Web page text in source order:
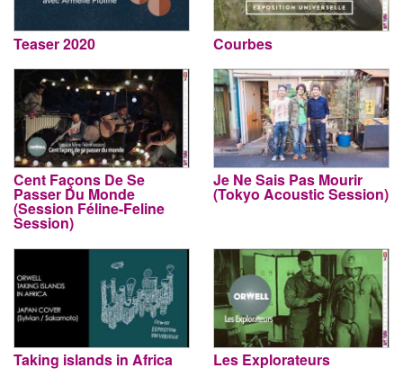
Teaser 2020 Courbes
Cent Façons De Se
Passer Du Monde
(Session Féline-Feline
Session)
Je Ne Sais Pas Mourir
(Tokyo Acoustic Session)
Taking islands in Africa Les Explorateurs